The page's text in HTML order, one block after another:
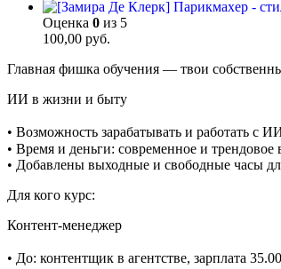
Оценка 0 из 5
100,00 руб.
Главная фишка обучения — твои
ИИ в жизни и быту
• Возможность зарабатывать и работать с
• Время и деньги: современное и трендовое
• Добавлены выходные и свободные часы
Для кого курс:
Контент-менеджер
• До: контентщик в агентстве, зарплата